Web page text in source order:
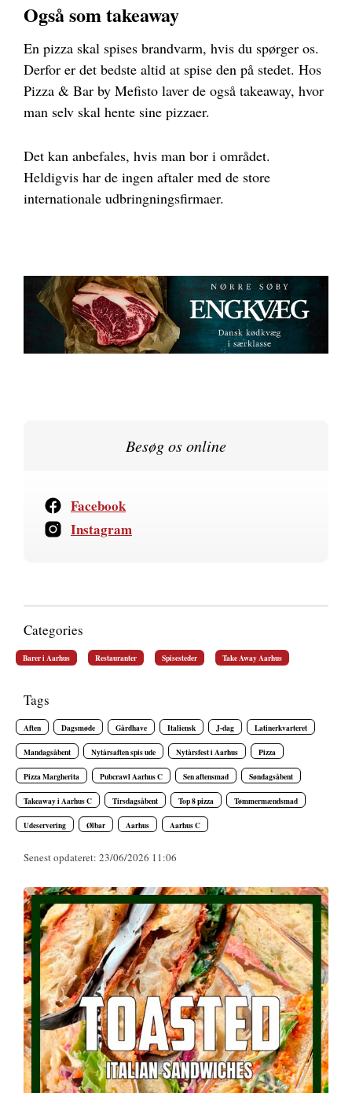
Også som takeaway
En pizza skal spises brandvarm, hvis du spørger os.
Derfor er det bedste altid at spise den på stedet. Hos
Pizza & Bar​ by Mefisto laver de også takeaway, hvor
man selv skal hente sine pizzaer.
Det kan anbefales, hvis man bor i området.
Heldigvis har de ingen aftaler med de store
internationale udbringningsfirmaer.
Besøg os online
Facebook
Instagram
Categories
Barer i Aarhus Restauranter Spisesteder Take Away Aarhus
Tags
Aften Dagsmøde Gårdhave Italiensk J-dag Latinerkvarteret
Mandagsåbent Nytårsaften spis ude Nytårsfest i Aarhus Pizza
Pizza Margherita Pubcrawl Aarhus C Sen aftensmad Søndagsåbent
Takeaway i Aarhus C Tirsdagsåbent Top 8 pizza Tømmermændsmad
Udeservering Ølbar Aarhus Aarhus C
Senest opdateret: 23/06/2026 11:06